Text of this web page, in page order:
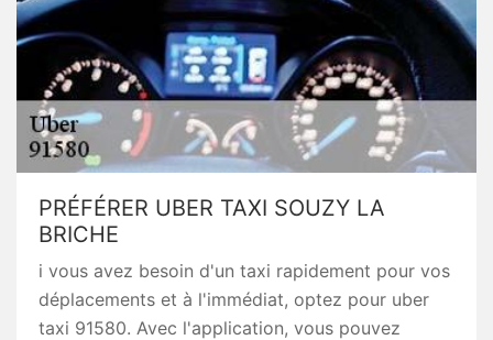
PRÉFÉRER UBER TAXI SOUZY LA
BRICHE
i vous avez besoin d'un taxi rapidement pour vos
déplacements et à l'immédiat, optez pour uber
taxi 91580. Avec l'application, vous pouvez